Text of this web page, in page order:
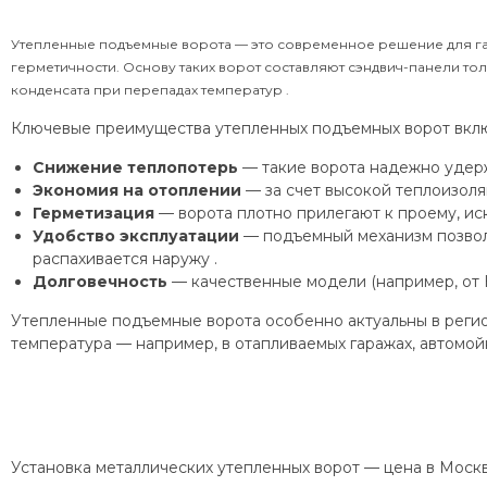
Утепленные подъемные ворота — это современное решение для
герметичности. Основу таких ворот составляют сэндвич-
конденсата при перепадах температур .
Ключевые преимущества утепленных подъемных ворот
Снижение теплопотерь — такие ворота надежно
Экономия на отоплении — за счет высокой
Герметизация — ворота плотно прилегают к проему,
Удобство эксплуатации — подъемный механизм
распахивается наружу .
Долговечность — качественные модели (например,
Утепленные подъемные ворота особенно актуальны в
температура — например, в отапливаемых гаражах,
Установка металлических утепленных ворот — цена в